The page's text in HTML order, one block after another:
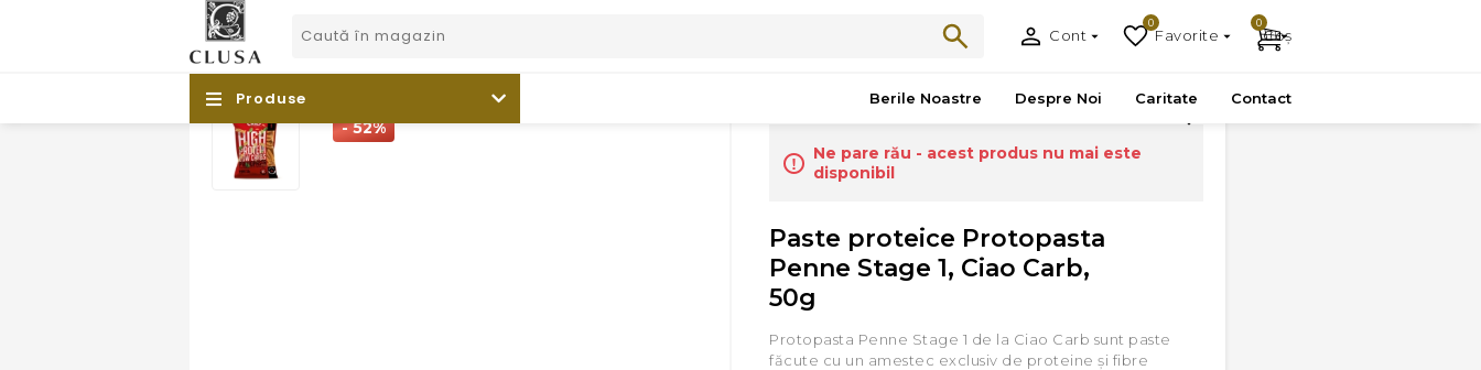
Cont Favorite
0
Coș
0
Berile Noastre Despre Noi Caritate Contact
Produse
Paste proteice Protopasta Penne Stage 1, Ciao Carb, 50g
- 52%
Ne pare rău - acest produs nu mai este
disponibil
Paste proteice Protopasta
Penne Stage 1, Ciao Carb,
50g
Protopasta Penne Stage 1 de la Ciao Carb sunt paste
făcute cu un amestec exclusiv de proteine ş​i fibre